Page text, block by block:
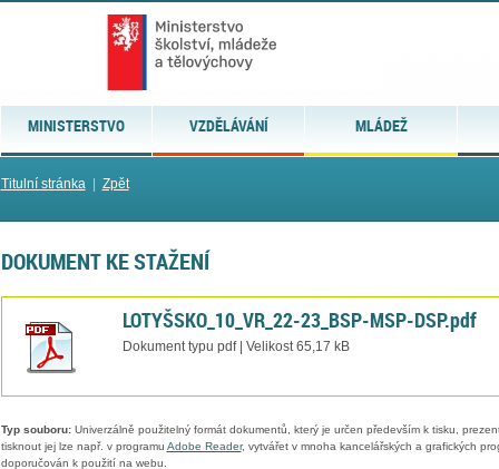
MINISTERSTVO VZDĚLÁVÁNÍ MLÁDEŽ
Titulní stránka| Zpět
DOKUMENT KE STAŽENÍ
LOTYŠSKO_10_VR_22-23_BSP-MSP-DSP.pdf
Dokument typu pdf | Velikost 65,17 kB
Typ souboru:Univerzálně použitelný formát dokumentů, který je určen především k tisku,
tisknout jej lze např. v programu Adobe Reader, vytvářet v mnoha kancelářských a grafických
doporučován k použití na webu.